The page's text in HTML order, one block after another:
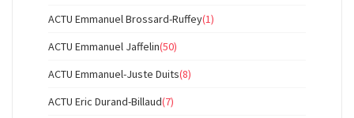
ACTU Emmanuel Brossard-Ruffey(1)
ACTU Emmanuel Jaffelin(50)
ACTU Emmanuel-Juste Duits(8)
ACTU Eric Durand-Billaud(7)